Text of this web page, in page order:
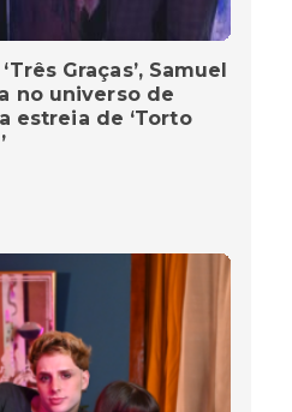
Graças’, Samuel
no universo de
estreia de ‘Torto